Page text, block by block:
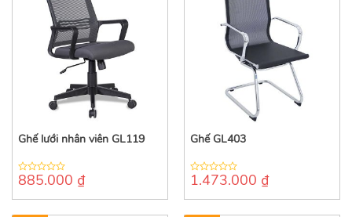
Ghế lưới nhân viên GL119
0
of
885.000 ₫
Ghế GL403
0
of
1.473.000 ₫